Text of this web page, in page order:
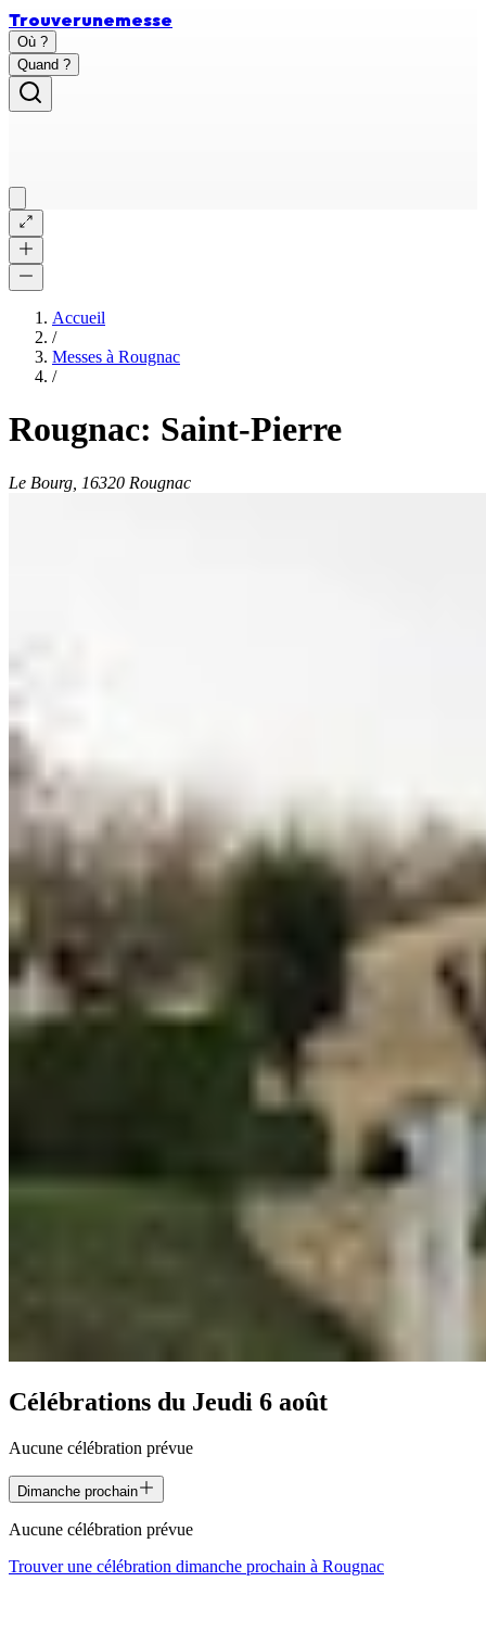
Trouverunemesse
Où ?
Quand ?
Accueil
/
Messes à Rougnac
/
Rougnac: Saint-Pierre
Le Bourg, 16320 Rougnac
Célébrations du Jeudi 6 août
Aucune célébration prévue
Dimanche prochain
Aucune célébration prévue
Trouver une célébration dimanche prochain à Rougnac